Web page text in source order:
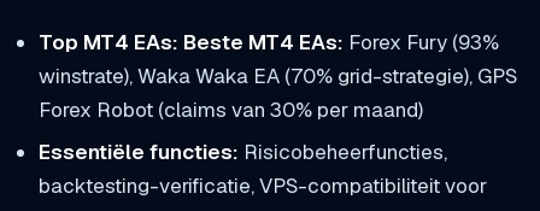
Top MT4 EAs: Beste MT4 EAs: Forex Fury (93%
winstrate), Waka Waka EA (70% grid-strategie), GPS
Forex Robot (claims van 30% per maand)
Essentiële functies: Risicobeheerfuncties,
backtesting-verificatie, VPS-compatibiliteit voor